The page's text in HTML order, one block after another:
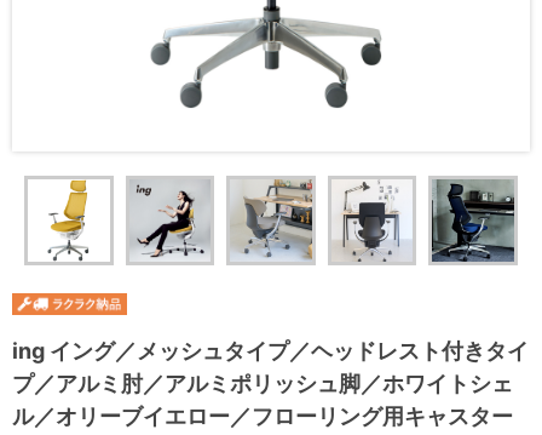
ing イング／メッシュタイプ／ヘッドレスト付きタイ
プ／アルミ肘／アルミポリッシュ脚／ホワイトシェ
ル／オリーブイエロー／フローリング用キャスター